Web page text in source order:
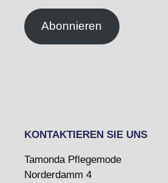
Abonnieren
KONTAKTIEREN SIE UNS
Tamonda Pflegemode
Norderdamm 4